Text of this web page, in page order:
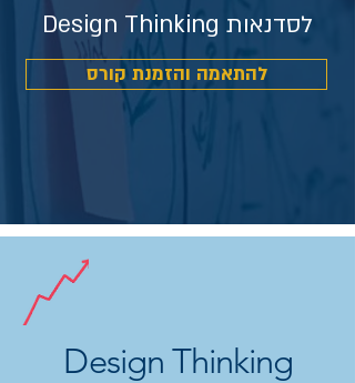
לסדנאות Design Thinking
להתאמה והזמנת קורס
Design Thinking